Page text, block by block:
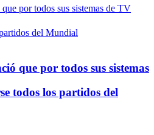
que por todos sus sistemas
todos los partidos del